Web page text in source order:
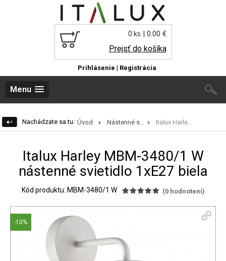
0 ks | 0.00 €
Prejsť do košíka
Prihlásenie | Registrácia
Menu
Nachádzate sa tu: Úvod Nástenné s... Italux Harle...
Italux Harley MBM-3480/1 W
nástenné svietidlo 1xE27 biela
Kód produktu: MBM-3480/1 W (0hodnotení)
-10%